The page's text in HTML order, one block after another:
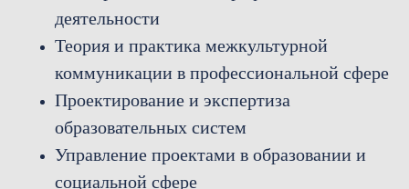
деятельности
Теория и практика межкультурной
коммуникации в профессиональной сфере
Проектирование и экспертиза
образовательных систем
Управление проектами в образовании и
социальной сфере